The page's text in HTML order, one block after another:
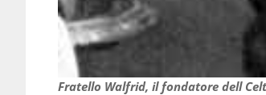
Fratello Walfrid, il fondatore dell